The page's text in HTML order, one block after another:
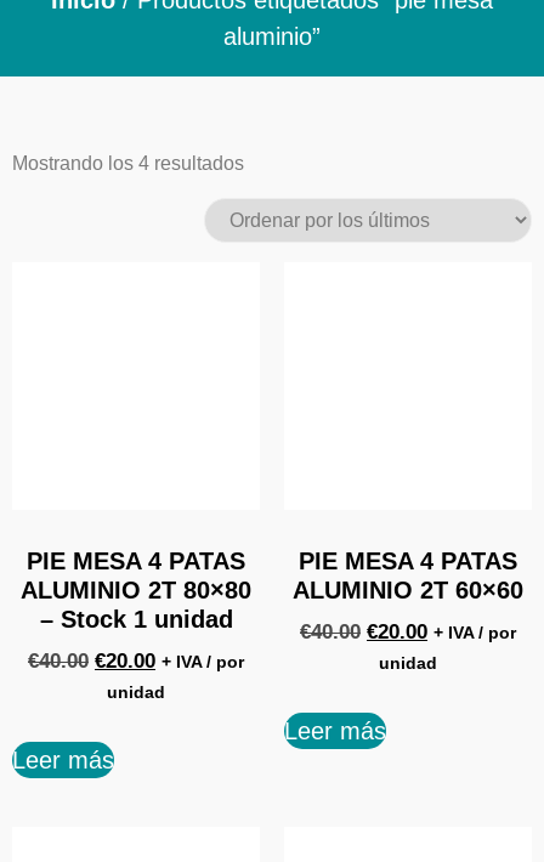
aluminio”
Mostrando los 4 resultados
PIE MESA 4 PATAS
ALUMINIO 2T 80×80
– Stock 1 unidad
€40.00 €20.00 + IVA / por
unidad
Leer más
PIE MESA 4 PATAS
ALUMINIO 2T 60×60
€40.00 €20.00 + IVA / por
unidad
Leer más